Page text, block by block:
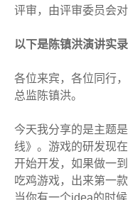
评审，由评审委员会
以下是陈镇洪演讲实录
各位来宾，各位同行
总监陈镇洪。
今天我分享的是主题
线》。游戏的研发现
开始开发，如果做一
吃鸡游戏，出来第一
当你有一个idea的时